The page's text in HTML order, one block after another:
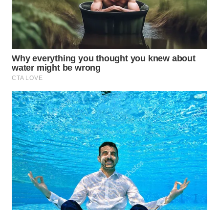
SUMEDANG
WN
CIANJUR
WN
KEPULAUAN
SERIBU
WN
TANGERANG
WN
BINJAI
WN
CIREBON